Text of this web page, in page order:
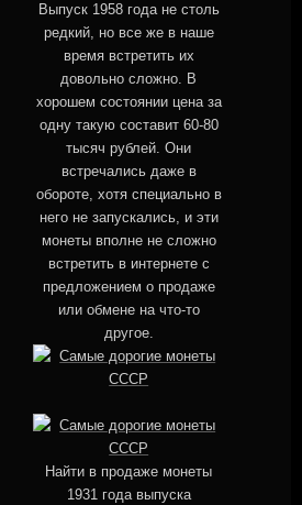
Выпуск 1958 года не столь
редкий, но все же в наше
время встретить их
довольно сложно. В
хорошем состоянии цена за
одну такую составит 60-80
тысяч рублей. Они
встречались даже в
обороте, хотя специально в
него не запускались, и эти
монеты вполне не сложно
встретить в интернете с
предложением о продаже
или обмене на что-то
другое.
Найти в продаже монеты
1931 года выпуска